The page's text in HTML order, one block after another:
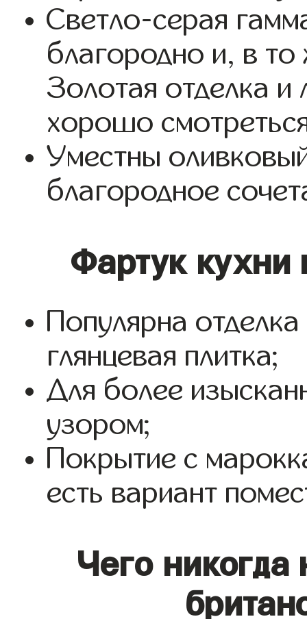
Светло-серая
благородно и, в
Золотая отделка и
хорошо
Уместны
благородное
Фартук кухни
Популярна
глянцевая плитка;
Для более
узором;
Покрытие с
есть вариант
Чего никогда